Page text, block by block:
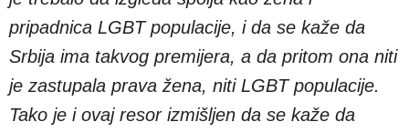
pripadnica LGBT populacije, i da se kaže da
Srbija ima takvog premijera, a da pritom ona niti
je zastupala prava žena, niti LGBT populacije.
Tako je i ovaj resor izmišljen da se kaže da